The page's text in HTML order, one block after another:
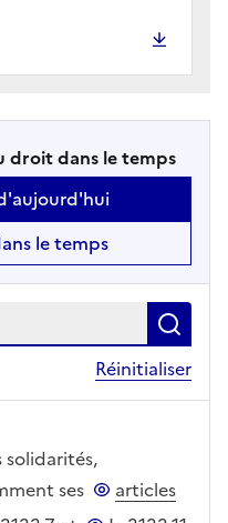
droit dans le temps
le temps
Réinitialiserle
solidarités,
ses
articles